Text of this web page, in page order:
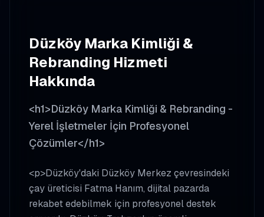
Düzköy Marka Kimliği &
Rebranding Hizmeti
Hakkında
<h1>Düzköy Marka Kimliği & Rebranding -
Yerel İşletmeler İçin Profesyonel
Çözümler</h1>
<p>Düzköy'daki Düzköy Merkez çevresindeki
çay üreticisi Fatma Hanım, dijital pazarda
rekabet edebilmek için profesyonel destek